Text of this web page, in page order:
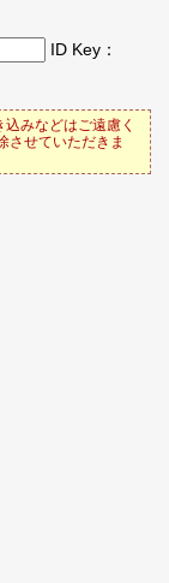
ID Key：
みなどはご遠慮く
させていただきま